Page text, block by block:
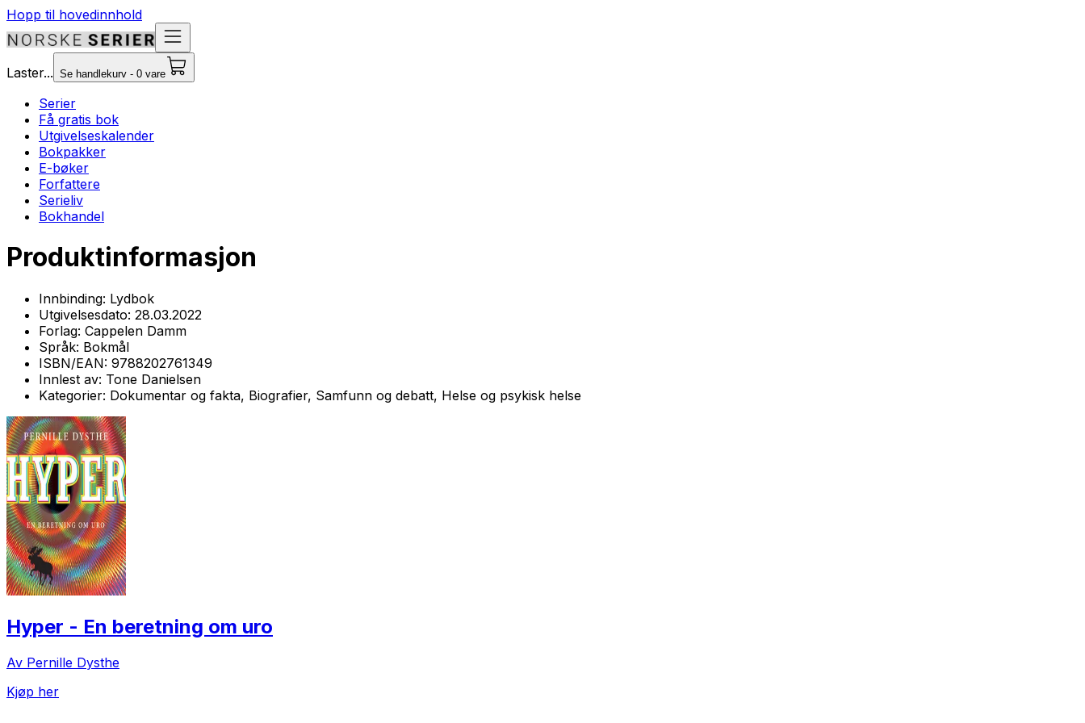
Hopp til hovedinnhold
Laster... Se handlekurv - 0 vare
Serier
Få gratis bok
Utgivelseskalender
Bokpakker
E-bøker
Forfattere
Serieliv
Bokhandel
Produktinformasjon
Innbinding: Lydbok
Utgivelsesdato: 28.03.2022
Forlag: Cappelen Damm
Språk: Bokmål
ISBN/EAN: 9788202761349
Innlest av: Tone Danielsen
Kategorier: Dokumentar og fakta, Biografier, Samfunn og debatt, Helse og psykisk helse
Hyper - En beretning om uro
Av Pernille Dysthe
Kjøp her